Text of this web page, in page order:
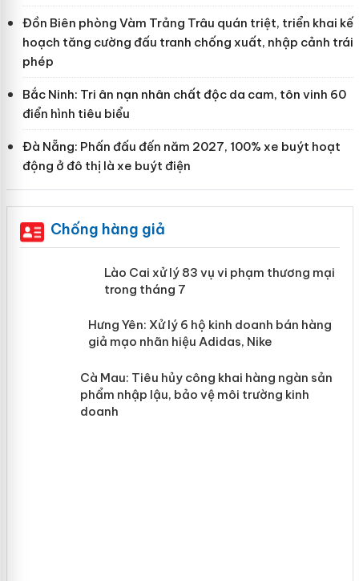
Đồn Biên phòng Vàm Trảng Trâu quán triệt, triển khai kế
hoạch tăng cường đấu tranh chống xuất, nhập cảnh trái
phép
Bắc Ninh: Tri ân nạn nhân chất độc da cam, tôn vinh 60
điển hình tiêu biểu
Đà Nẵng: Phấn đấu đến năm 2027, 100% xe buýt hoạt
động ở đô thị là xe buýt điện
Chống hàng giả
Lào Cai xử lý 83 vụ vi phạm thương
mại trong tháng 7
Hưng Yên: Xử lý 6 hộ kinh doanh bán
hàng giả mạo nhãn hiệu Adidas, Nike